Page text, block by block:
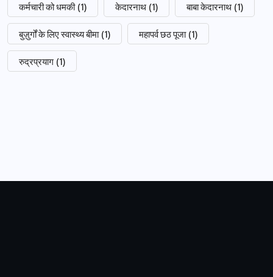
कर्मचारी को धमकी (1) केदारनाथ (1) बाबा केदारनाथ (1)
बुज़ुर्गों के लिए स्वास्थ्य बीमा (1) महापर्व छठ पूजा (1)
रुद्रप्रयाग (1)